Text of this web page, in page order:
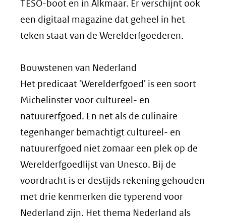
TESO-boot en in Alkmaar. Er verschijnt ook
een digitaal magazine dat geheel in het
teken staat van de Werelderfgoederen.
Bouwstenen van Nederland
Het predicaat 'Werelderfgoed' is een soort
Michelinster voor cultureel- en
natuurerfgoed. En net als de culinaire
tegenhanger bemachtigt cultureel- en
natuurerfgoed niet zomaar een plek op de
Werelderfgoedlijst van Unesco. Bij de
voordracht is er destijds rekening gehouden
met drie kenmerken die typerend voor
Nederland zijn. Het thema Nederland als